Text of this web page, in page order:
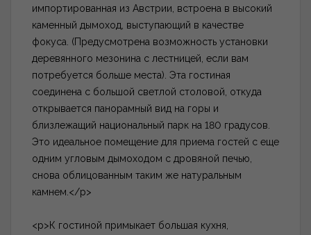
импортированная из Австрии, встроена в высокий
каменный дымоход, выступающий в качестве
фокуса. (Предусмотрена возможность установки
деревянного мезонина с лестницей, если вам
потребуется больше места). Эта гостиная
соединена с большой светлой столовой, откуда
открывается панорамный вид на горы и
близлежащий национальный парк на 180 градусов.
Это идеальное помещение для приема гостей с еще
одним угловым дымоходом с дровяной печью,
снова облицованным таким же натуральным
камнем.</p>
<p>К гостиной примыкает большая кухня,